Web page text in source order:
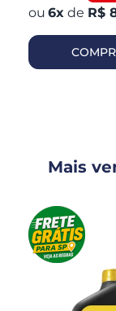
6x de R$
Mais